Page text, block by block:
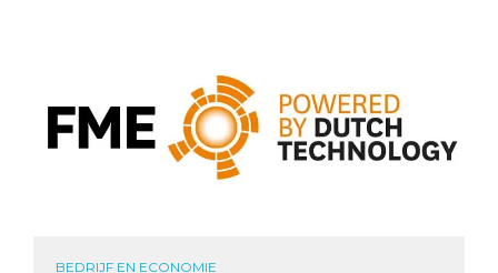
BEDRIJF EN ECONOMIE